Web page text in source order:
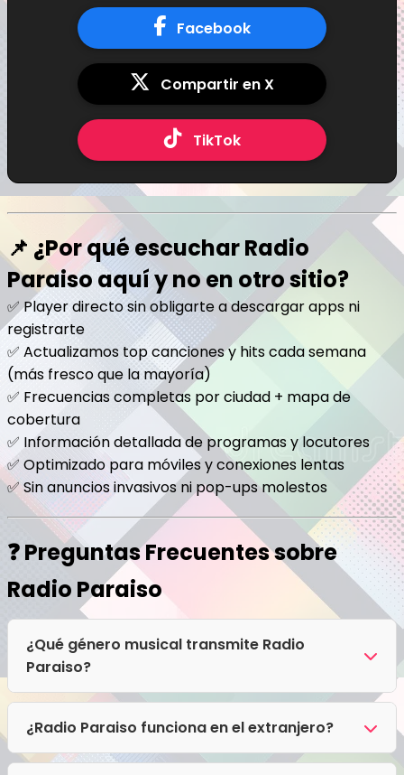
Facebook
Compartir en X
TikTok
📌 ¿Por qué escuchar Radio
Paraiso aquí y no en otro sitio?
✅ Player directo sin obligarte a descargar apps ni
registrarte
✅ Actualizamos top canciones y hits cada semana
(más fresco que la mayoría)
✅ Frecuencias completas por ciudad + mapa de
cobertura
✅ Información detallada de programas y locutores
✅ Optimizado para móviles y conexiones lentas
✅ Sin anuncios invasivos ni pop-ups molestos
❓ Preguntas Frecuentes sobre
Radio Paraiso
¿Qué género musical transmite Radio
Paraiso?
Radio Paraiso transmite principalmente Cumbia,
Salsa, Tropical.
¿Radio Paraiso funciona en el extranjero?
¡Sí! El streaming digital de Radio Paraiso no tiene